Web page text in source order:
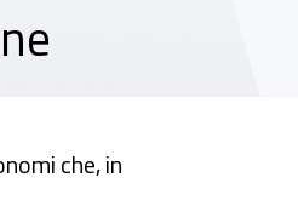
che, in